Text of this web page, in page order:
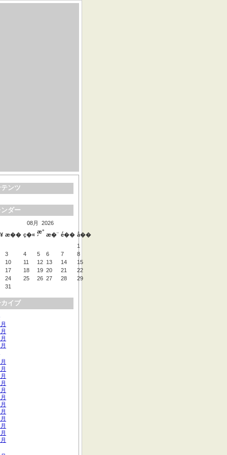
テンツ
ンダー
08月 2026
æ�� ç�« æ°
´
æ�¨ é�� å��
1
3 4 5 6 7
8
10 11 12 13 14
15
17 18 19 20 21
22
24 25 26 27 28
29
31
イブ